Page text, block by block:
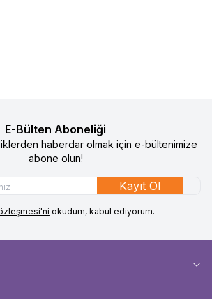
E-Bülten Aboneliği
haberdar olmak için e-bültenimize
abone olun!
Kayıt Ol
okudum, kabul ediyorum.